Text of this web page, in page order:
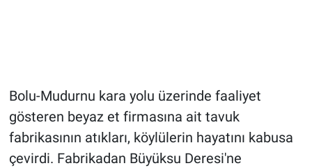
Bolu-Mudurnu kara yolu üzerinde faaliyet
gösteren beyaz et firmasına ait tavuk
fabrikasının atıkları, köylülerin hayatını kabusa
çevirdi. Fabrikadan Büyüksu Deresi'ne